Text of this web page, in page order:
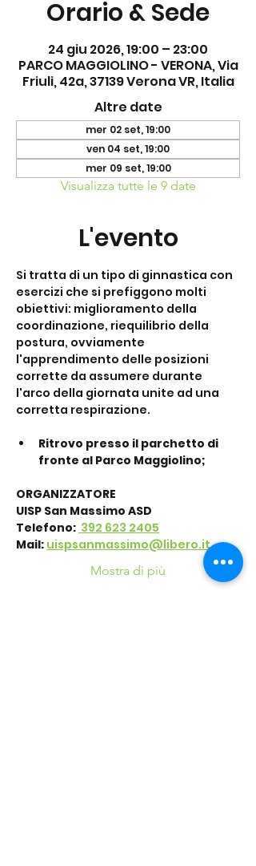
Orario & Sede
24 giu 2026, 19:00 – 23:00
PARCO MAGGIOLINO - VERONA, Via
Friuli, 42a, 37139 Verona VR, Italia
Altre date
mer 02 set, 19:00
ven 04 set, 19:00
mer 09 set, 19:00
Visualizza tutte le 9 date
L'evento
Si tratta di un tipo di ginnastica con
esercizi che si prefiggono molti
obiettivi: miglioramento della
coordinazione, riequilibrio della
postura, ovviamente
l'apprendimento delle posizioni
corrette da assumere durante
l'arco della giornata unite ad una
corretta respirazione.
Ritrovo presso il parchetto di
fronte al Parco Maggiolino;
ORGANIZZATORE
UISP San Massimo ASD
Telefono: 392 623 2405
Mail: uispsanmassimo@libero.it
Mostra di più